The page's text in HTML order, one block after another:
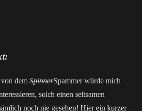
dem SpinnerSpammer würde mich
solch einen seltsamen
noch nie gesehen! Hier ein kurzer